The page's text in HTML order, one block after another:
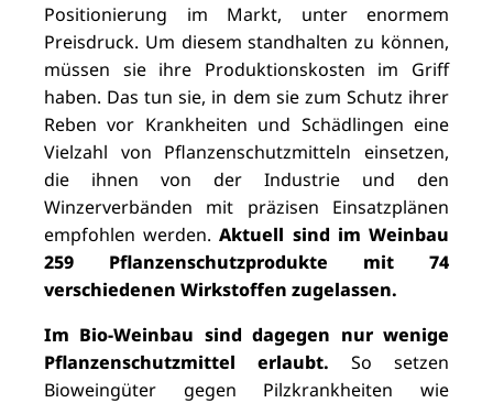
Positionierung im Markt, unter enormem
Preisdruck. Um diesem standhalten zu können,
müssen sie ihre Produktionskosten im Griff
haben. Das tun sie, in dem sie zum Schutz ihrer
Reben vor Krankheiten und Schädlingen eine
Vielzahl von Pflanzenschutzmitteln einsetzen,
die ihnen von der Industrie und den
Winzerverbänden mit präzisen Einsatzplänen
empfohlen werden.Aktuell sind im Weinbau
259 Pflanzenschutzprodukte mit 74
verschiedenen Wirkstoffen zugelassen.
Im Bio-Weinbau sind dagegen nur wenige
Pflanzenschutzmittel erlaubt. So setzen
Bioweingüter gegen Pilzkrankheiten wie